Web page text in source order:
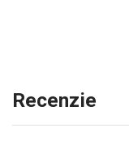
Recenzie